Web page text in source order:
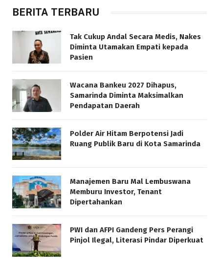
BERITA TERBARU
Tak Cukup Andal Secara Medis, Nakes
Diminta Utamakan Empati kepada
Pasien
Wacana Bankeu 2027 Dihapus,
Samarinda Diminta Maksimalkan
Pendapatan Daerah
Polder Air Hitam Berpotensi Jadi
Ruang Publik Baru di Kota Samarinda
Manajemen Baru Mal Lembuswana
Memburu Investor, Tenant
Dipertahankan
PWI dan AFPI Gandeng Pers Perangi
Pinjol Ilegal, Literasi Pindar Diperkuat